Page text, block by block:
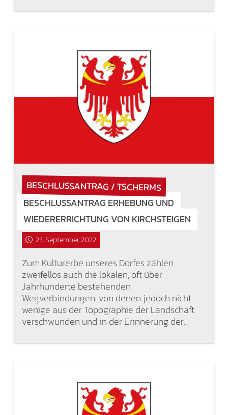
BESCHLUSSANTRAG / TSCHERMS
BESCHLUSSANTRAG ERHEBUNG UND
WIEDERERRICHTUNG VON KIRCHSTEIGEN
23. September 2022
Zum Kulturerbe unseres Dorfes zählen
zweifellos auch die lokalen, oft über
Jahrhunderte bestehenden
Wegverbindungen, von denen jedoch nicht
wenige aus der Topographie der Landschaft
verschwunden und in der Erinnerung der…